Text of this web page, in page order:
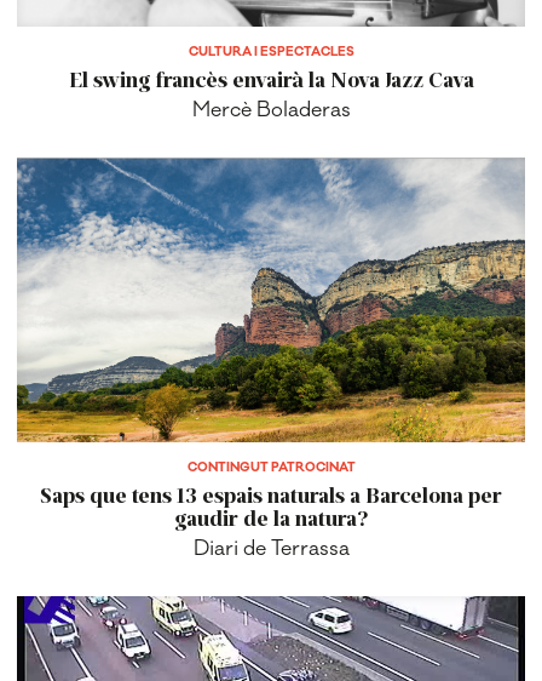
CULTURA I ESPECTACLES
El swing francès envairà la Nova Jazz Cava
Mercè Boladeras
CONTINGUT PATROCINAT
Saps que tens 13 espais naturals a Barcelona per
gaudir de la natura?
Diari de Terrassa